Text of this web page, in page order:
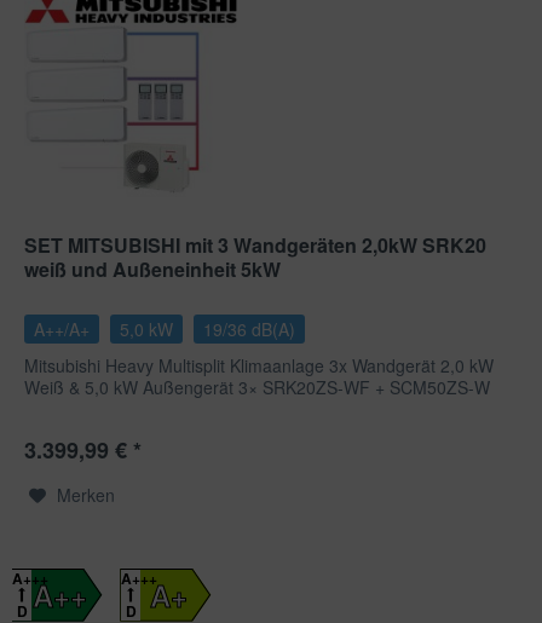
SET MITSUBISHI mit 3 Wandgeräten 2,0kW SRK20
weiß und Außeneinheit 5kW
A++/A+ 5,0 kW
19/36 dB(A)
Mitsubishi Heavy Multisplit Klimaanlage 3x Wandgerät 2,0 kW
Weiß & 5,0 kW Außengerät 3× SRK20ZS-WF + SCM50ZS-W
3.399,99 € *
Merken
A++
A+++
D
A+
A+++
D